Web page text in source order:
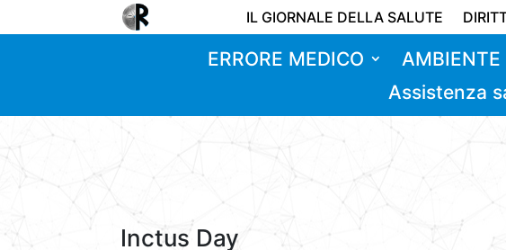
IL GIORNALE DELLA SALUTE
ERRORE MEDICO AMBIENTE
Assistenza
Inctus Day